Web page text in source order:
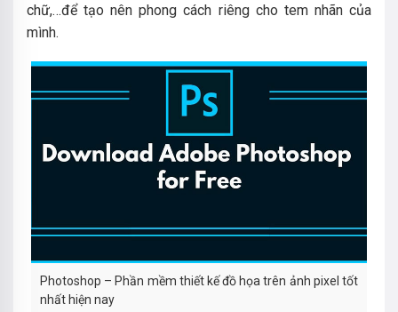
chữ,…để tạo nên phong cách riêng cho tem nhãn của
mình.
Photoshop – Phần mềm thiết kế đồ họa trên ảnh pixel tốt
nhất hiện nay